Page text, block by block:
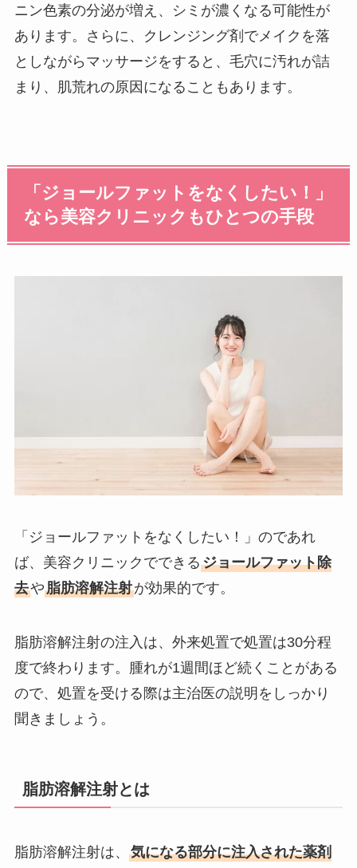
ニン色素の分泌が増え、シミが濃くなる可能性が
あります。さらに、クレンジング剤でメイクを落
としながらマッサージをすると、毛穴に汚れが詰
まり、肌荒れの原因になることもあります。
「ジョールファットをなくしたい！」
なら美容クリニックもひとつの手段
「ジョールファットをなくしたい！」のであれ
ば、美容クリニックでできるジョールファット除
去や脂肪溶解注射が効果的です。
脂肪溶解注射の注入は、外来処置で処置は30分程
度で終わります。腫れが1週間ほど続くことがある
ので、処置を受ける際は主治医の説明をしっかり
聞きましょう。
脂肪溶解注射とは
脂肪溶解注射は、 気になる部分に注入された薬剤